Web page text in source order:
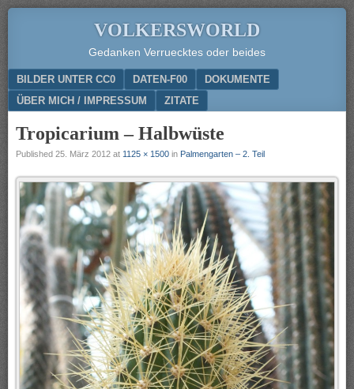
VOLKERSWORLD
Gedanken Verruecktes oder beides
Menu
SKIP TO CONTENT
BILDER UNTER CC0 DATEN-F00
DOKUMENTE
ÜBER MICH / IMPRESSUM
ZITATE
Tropicarium – Halbwüste
Published 25. März 2012 at 1125 × 1500 in Palmengarten – 2. Teil